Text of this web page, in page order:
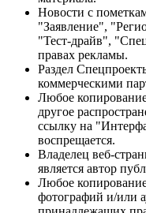
Новости с
"Заявление",
"Тест-драйв",
правах рекламы.
Раздел
коммерческими
Любое
другое
ссылку на
воспрещается.
Владелец веб-
является автор
Любое
фотографий и/или